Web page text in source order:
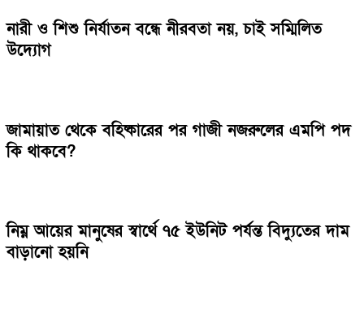
নারী ও শিশু নির্যাতন বন্ধে নীরবতা নয়, চাই সম্মিলিত
উদ্যোগ
জামায়াত থেকে বহিষ্কারের পর গাজী নজরুলের এমপি পদ
কি থাকবে?
নিম্ন আয়ের মানুষের স্বার্থে ৭৫ ইউনিট পর্যন্ত বিদ্যুতের দাম
বাড়ানো হয়নি